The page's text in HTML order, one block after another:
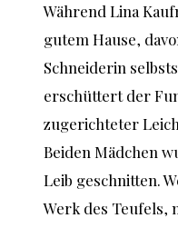
Während Lina
gutem Hause,
Schneiderin
erschüttert der
zugerichteter
Beiden Mädchen
Leib geschnitten.
Werk des Teufels,